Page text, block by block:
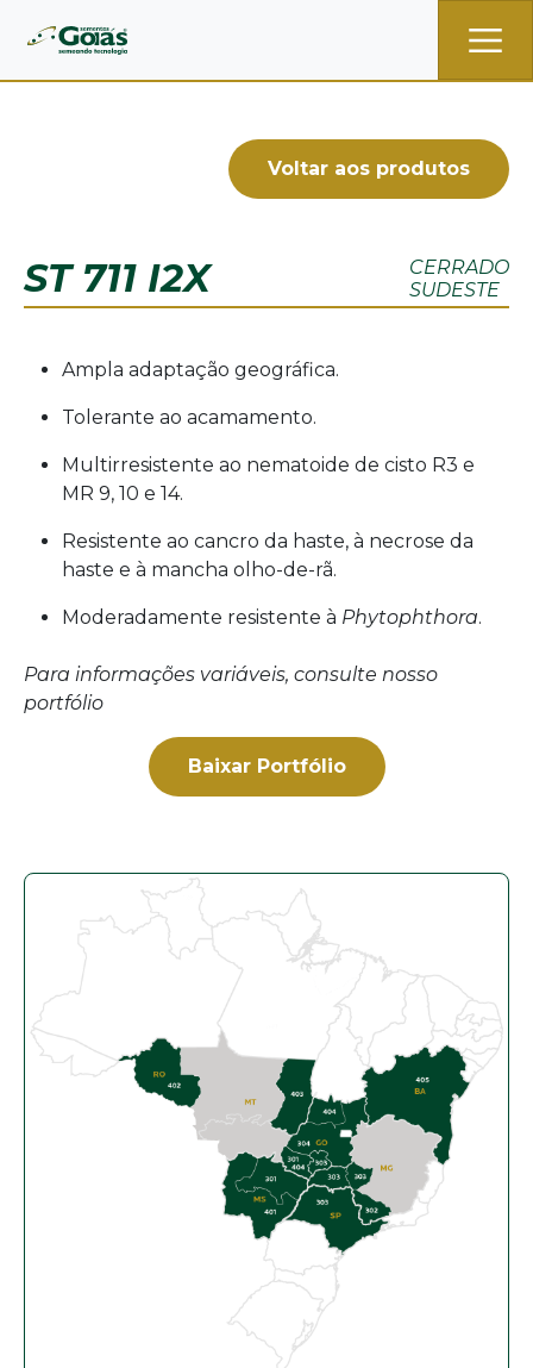
Voltar aos produtos
ST 711 I2X
CERRADO
SUDESTE
Ampla adaptação geográfica.
Tolerante ao acamamento.
Multirresistente ao nematoide de cisto R3 e
MR 9, 10 e 14.
Resistente ao cancro da haste, à necrose da
haste e à mancha olho-de-rã.
Moderadamente resistente à Phytophthora.
Para informações variáveis, consulte nosso
portfólio
Baixar Portfólio